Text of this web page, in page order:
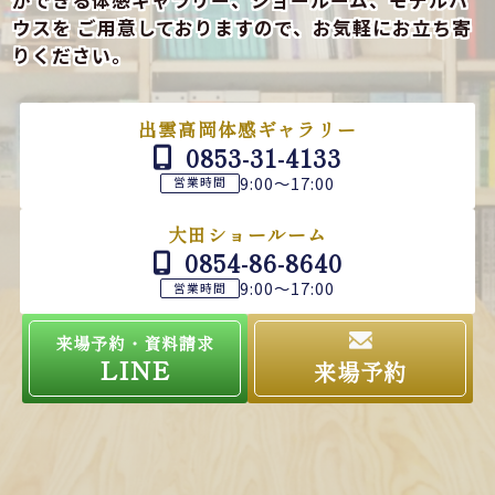
ウスをご用意しておりますので、お気軽にお立ち寄
りください。
出雲高岡体感ギャラリー
0853-31-4133
営業時間 9:00～17:00
大田ショールーム
0854-86-8640
営業時間 9:00～17:00
来場予約・資料請求
LINE 来場予約